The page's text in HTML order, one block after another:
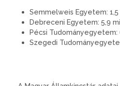
Semmelweis Egyetem:
Debreceni Egyetem: 5,9
Pécsi Tudományegyetem:
Szegedi